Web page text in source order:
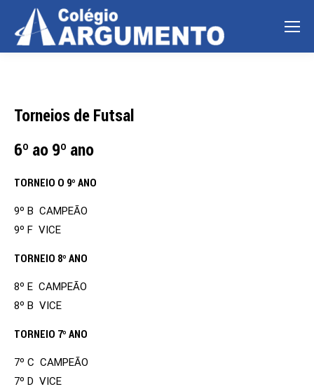
Torneios de Futsal
6º ao 9º ano
TORNEIO O 9º ANO
9º B CAMPEÃO
9º F VICE
TORNEIO 8º ANO
8º E CAMPEÃO
8º B VICE
TORNEIO 7º ANO
7º C CAMPEÃO
7º D VICE